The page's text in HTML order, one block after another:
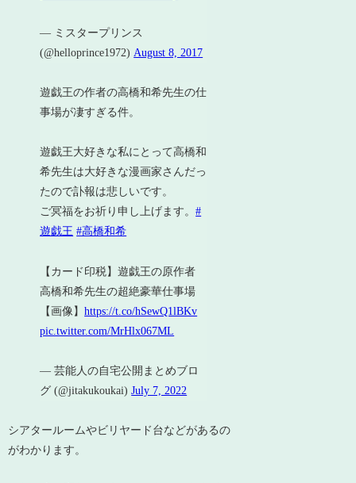
— ミスタープリンス
(@helloprince1972)August 8, 2017
遊戯王の作者の高橋和希先生の仕
事場が凄すぎる件。
遊戯王大好きな私にとって高橋和
希先生は大好きな漫画家さんだっ
たので訃報は悲しいです。
ご冥福をお祈り申し上げます。#
遊戯王 #高橋和希
【カード印税】遊戯王の原作者
高橋和希先生の超絶豪華仕事場
【画像】https://t.co/hSewQ1lBKv
pic.twitter.com/MrHlx067ML
— 芸能人の自宅公開まとめブロ
グ (@jitakukoukai)July 7, 2022
シアタールームやビリヤード台などがあるの
がわかります。